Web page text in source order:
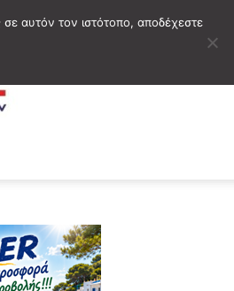
αυτόν τον ιστότοπο, αποδέχεστε